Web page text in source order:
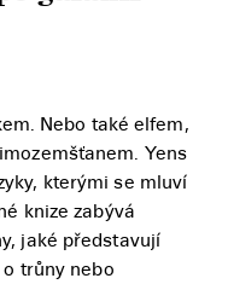
Nebo také elfem,
Yens
kterými se mluví
knize zabývá
jaké představují
trůny nebo